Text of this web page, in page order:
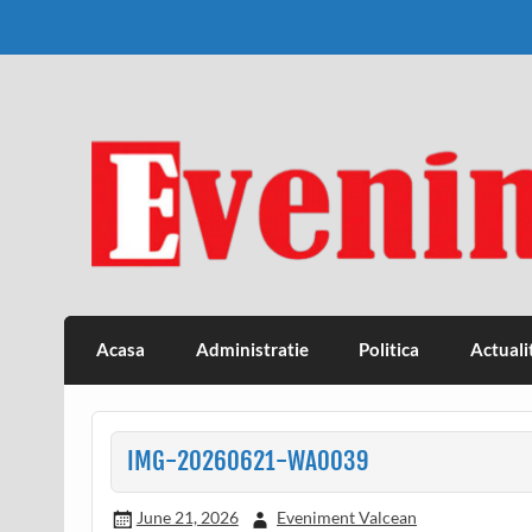
Eveniment Valcean
Acasa Administratie Politica
IMG-20260621-WA0039
June 21, 2026 Eveniment Valcean